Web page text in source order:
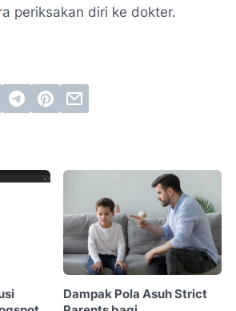
periksakan diri ke dokter.
Dampak Pola Asuh Strict